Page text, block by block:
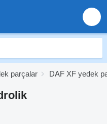
parçalar DAF XF yedek